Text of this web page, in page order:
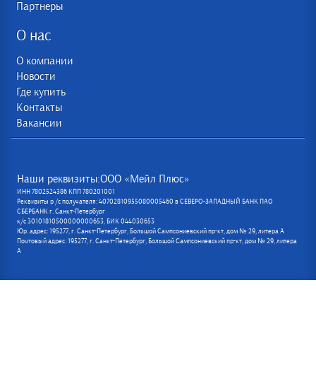
Партнеры
О нас
О компании
Новости
Где купить
Контакты
Вакансии
Наши реквизиты:ООО «Мейл Плюс»
ИНН 7802524386 КПП 780201001
Реквизиты р /с получателя: 40702810955080005460 в СЕВЕРО-ЗАПАДНЫЙ БАНК ПАО
СБЕРБАНК г. Санкт-Петербург
к/с 30101810500000000653, БИК 044030653
Юр. адрес: 195277, г. Санкт-Петербург, Большой Сампсониевский пр-кт, дом № 29, литера А
Почтовый адрес: 195277, г. Санкт-Петербург, Большой Сампсониевский пр-кт, дом № 29, литера
А